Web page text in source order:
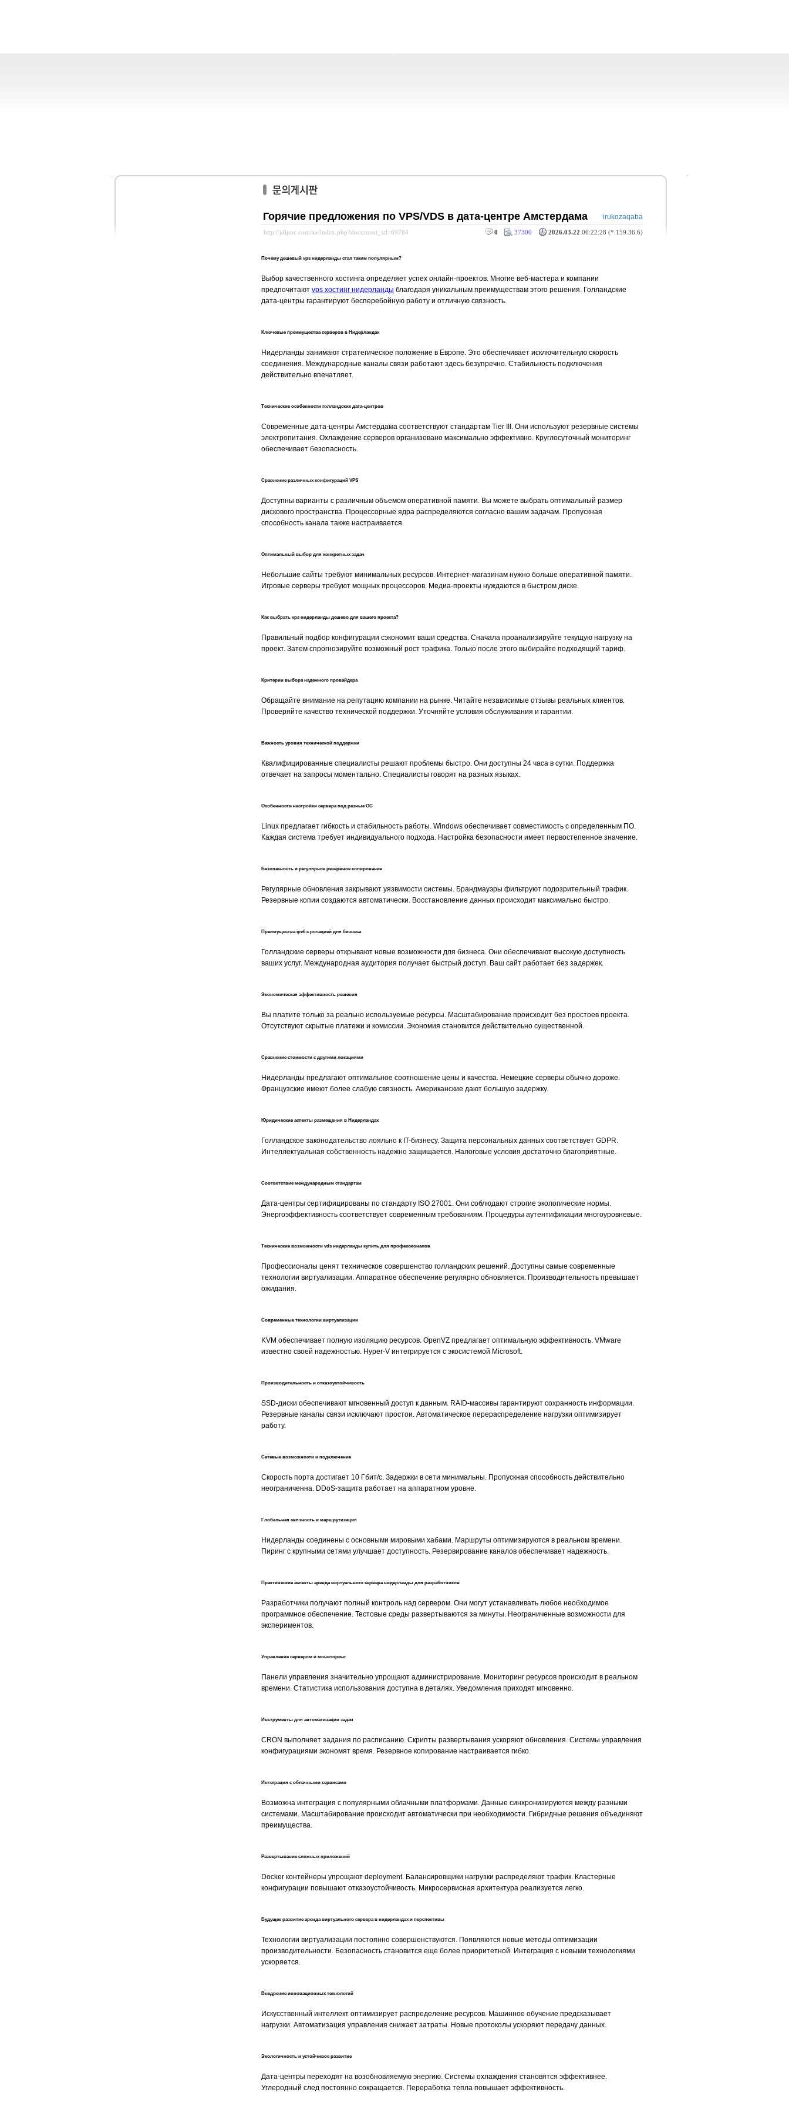
Горячие предложения по VPS/VDS в дата-центре Амстердама irukozaqaba
http://jdlpnc.com/xe/index.php?document_srl=69784 2026.03.22 06:22:28 (*.159.36.6)
37300
0
Почему дешевый vps нидерланды стал таким популярным?
Выбор качественного хостинга определяет успех онлайн-проектов. Многие веб-мастера и компании
предпочитают vps хостинг нидерланды благодаря уникальным преимуществам этого решения. Голландские
дата-центры гарантируют бесперебойную работу и отличную связность.
Ключевые преимущества серверов в Нидерландах
Нидерланды занимают стратегическое положение в Европе. Это обеспечивает исключительную скорость
соединения. Международные каналы связи работают здесь безупречно. Стабильность подключения
действительно впечатляет.
Технические особенности голландских дата-центров
Современные дата-центры Амстердама соответствуют стандартам Tier III. Они используют резервные системы
электропитания. Охлаждение серверов организовано максимально эффективно. Круглосуточный мониторинг
обеспечивает безопасность.
Сравнение различных конфигураций VPS
Доступны варианты с различным объемом оперативной памяти. Вы можете выбрать оптимальный размер
дискового пространства. Процессорные ядра распределяются согласно вашим задачам. Пропускная
способность канала также настраивается.
Оптимальный выбор для конкретных задач
Небольшие сайты требуют минимальных ресурсов. Интернет-магазинам нужно больше оперативной памяти.
Игровые серверы требуют мощных процессоров. Медиа-проекты нуждаются в быстром диске.
Как выбрать vps нидерланды дешево для вашего проекта?
Правильный подбор конфигурации сэкономит ваши средства. Сначала проанализируйте текущую нагрузку на
проект. Затем спрогнозируйте возможный рост трафика. Только после этого выбирайте подходящий тариф.
Критерии выбора надежного провайдера
Обращайте внимание на репутацию компании на рынке. Читайте независимые отзывы реальных клиентов.
Проверяйте качество технической поддержки. Уточняйте условия обслуживания и гарантии.
Важность уровня технической поддержки
Квалифицированные специалисты решают проблемы быстро. Они доступны 24 часа в сутки. Поддержка
отвечает на запросы моментально. Специалисты говорят на разных языках.
Особенности настройки сервера под разные ОС
Linux предлагает гибкость и стабильность работы. Windows обеспечивает совместимость с определенным ПО.
Каждая система требует индивидуального подхода. Настройка безопасности имеет первостепенное значение.
Безопасность и регулярное резервное копирование
Регулярные обновления закрывают уязвимости системы. Брандмауэры фильтруют подозрительный трафик.
Резервные копии создаются автоматически. Восстановление данных происходит максимально быстро.
Преимущества ipv6 с ротацией для бизнеса
Голландские серверы открывают новые возможности для бизнеса. Они обеспечивают высокую доступность
ваших услуг. Международная аудитория получает быстрый доступ. Ваш сайт работает без задержек.
Экономическая эффективность решения
Вы платите только за реально используемые ресурсы. Масштабирование происходит без простоев проекта.
Отсутствуют скрытые платежи и комиссии. Экономия становится действительно существенной.
Сравнение стоимости с другими локациями
Нидерланды предлагают оптимальное соотношение цены и качества. Немецкие серверы обычно дороже.
Французские имеют более слабую связность. Американские дают большую задержку.
Юридические аспекты размещения в Нидерландах
Голландское законодательство лояльно к IT-бизнесу. Защита персональных данных соответствует GDPR.
Интеллектуальная собственность надежно защищается. Налоговые условия достаточно благоприятные.
Соответствие международным стандартам
Дата-центры сертифицированы по стандарту ISO 27001. Они соблюдают строгие экологические нормы.
Энергоэффективность соответствует современным требованиям. Процедуры аутентификации многоуровневые.
Технические возможности vds нидерланды купить для профессионалов
Профессионалы ценят техническое совершенство голландских решений. Доступны самые современные
технологии виртуализации. Аппаратное обеспечение регулярно обновляется. Производительность превышает
ожидания.
Современные технологии виртуализации
KVM обеспечивает полную изоляцию ресурсов. OpenVZ предлагает оптимальную эффективность. VMware
известно своей надежностью. Hyper-V интегрируется с экосистемой Microsoft.
Производительность и отказоустойчивость
SSD-диски обеспечивают мгновенный доступ к данным. RAID-массивы гарантируют сохранность информации.
Резервные каналы связи исключают простои. Автоматическое перераспределение нагрузки оптимизирует
работу.
Сетевые возможности и подключение
Скорость порта достигает 10 Гбит/с. Задержки в сети минимальны. Пропускная способность действительно
неограниченна. DDoS-защита работает на аппаратном уровне.
Глобальная связность и маршрутизация
Нидерланды соединены с основными мировыми хабами. Маршруты оптимизируются в реальном времени.
Пиринг с крупными сетями улучшает доступность. Резервирование каналов обеспечивает надежность.
Практические аспекты аренда виртуального сервера нидерланды для разработчиков
Разработчики получают полный контроль над сервером. Они могут устанавливать любое необходимое
программное обеспечение. Тестовые среды развертываются за минуты. Неограниченные возможности для
экспериментов.
Управление сервером и мониторинг
Панели управления значительно упрощают администрирование. Мониторинг ресурсов происходит в реальном
времени. Статистика использования доступна в деталях. Уведомления приходят мгновенно.
Инструменты для автоматизации задач
CRON выполняет задания по расписанию. Скрипты развертывания ускоряют обновления. Системы управления
конфигурациями экономят время. Резервное копирование настраивается гибко.
Интеграция с облачными сервисами
Возможна интеграция с популярными облачными платформами. Данные синхронизируются между разными
системами. Масштабирование происходит автоматически при необходимости. Гибридные решения объединяют
преимущества.
Развертывание сложных приложений
Docker контейнеры упрощают deployment. Балансировщики нагрузки распределяют трафик. Кластерные
конфигурации повышают отказоустойчивость. Микросервисная архитектура реализуется легко.
Будущее развитие аренда виртуального сервера в нидерландах и перспективы
Технологии виртуализации постоянно совершенствуются. Появляются новые методы оптимизации
производительности. Безопасность становится еще более приоритетной. Интеграция с новыми технологиями
ускоряется.
Внедрение инновационных технологий
Искусственный интеллект оптимизирует распределение ресурсов. Машинное обучение предсказывает
нагрузки. Автоматизация управления снижает затраты. Новые протоколы ускоряют передачу данных.
Экологичность и устойчивое развитие
Дата-центры переходят на возобновляемую энергию. Системы охлаждения становятся эффективнее.
Углеродный след постоянно сокращается. Переработка тепла повышает эффективность.